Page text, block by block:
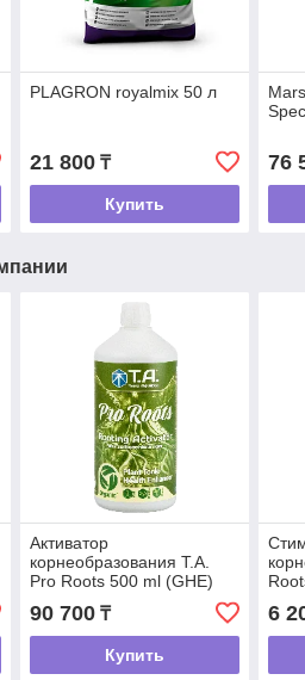
PLAGRON royalmix 50 л
21 800₸
Купить
76
Активатор
корнеобразования T.A.
Pro Roots 500 ml (GHE)
90 700₸
Купить
6